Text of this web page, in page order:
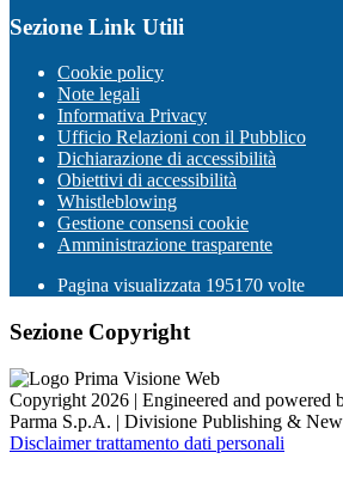
Sezione Link Utili
Cookie policy
Note legali
Informativa Privacy
Ufficio Relazioni con il Pubblico
Dichiarazione di accessibilità
Obiettivi di accessibilità
Whistleblowing
Gestione consensi cookie
Amministrazione trasparente
Pagina visualizzata 195170 volte
Sezione Copyright
Copyright 2026 | Engineered and powered
Parma S.p.A. | Divisione Publishing &
Disclaimer trattamento dati personali